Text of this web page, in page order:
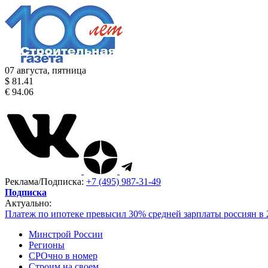
07 августа, пятница
$ 81.41
€ 94.06
Реклама/Подписка: +7 (495) 987-31-49
Подписка
Актуально:
Платеж по ипотеке превысил 30% средней зарплаты россиян в
Минстрой России
Регионы
СРОчно в номер